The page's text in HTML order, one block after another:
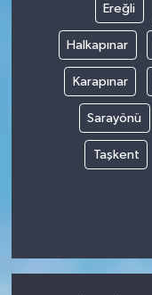
Ereğli
Halkapınar
Karapınar
Sarayönü
Taşkent